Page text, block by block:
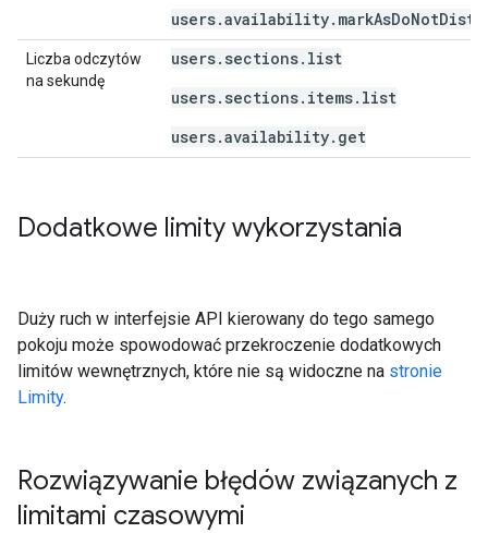
Liczba odczytów
na sekundę
users.sections.list
users.sections.items.list
users.availability.get
Dodatkowe limity wykorzystania
Duży ruch w interfejsie API kierowany do tego samego
pokoju może spowodować przekroczenie dodatkowych
limitów wewnętrznych, które nie są widoczne na stronie
Limity.
Rozwiązywanie błędów związanych z
limitami czasowymi